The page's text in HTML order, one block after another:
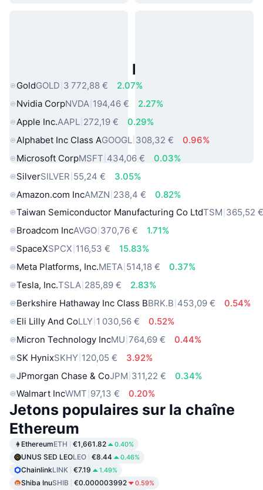
Actifs du Monde Réel Populaires
GoldGOLD 3 772,88 €
2.07%
Nvidia CorpNVDA 194,46 €
2.27%
Apple Inc.AAPL 272,19 €
0.29%
Alphabet Inc Class AGOOGL 308,32 €
0.96%
Microsoft CorpMSFT 434,06 €
0.03%
SilverSILVER 55,24 €
3.05%
Amazon.com IncAMZN 238,4 €
0.82%
Taiwan Semiconductor Manufacturing Co LtdTSM 365,52
Broadcom IncAVGO 370,76 €
1.71%
SpaceXSPCX 116,53 €
15.83%
Meta Platforms, Inc.META 514,18 €
0.37%
Tesla, Inc.TSLA 285,89 €
2.83%
Berkshire Hathaway Inc Class BBRK.B 453,09 €
0.54%
Eli Lilly And CoLLY 1 030,56 €
0.52%
Micron Technology IncMU 764,69 €
0.44%
SK HynixSKHY 120,05 €
3.92%
JPmorgan Chase & CoJPM 311,22 €
0.34%
Walmart IncWMT 97,13 € 0.20%
Jetons populaires sur la chaîne
Ethereum
EthereumETH €1,661.82 0.40%
UNUS SED LEOLEO €8.44 0.46%
ChainlinkLINK €7.19 1.49%
Shiba InuSHIB €0.000003992 0.59%